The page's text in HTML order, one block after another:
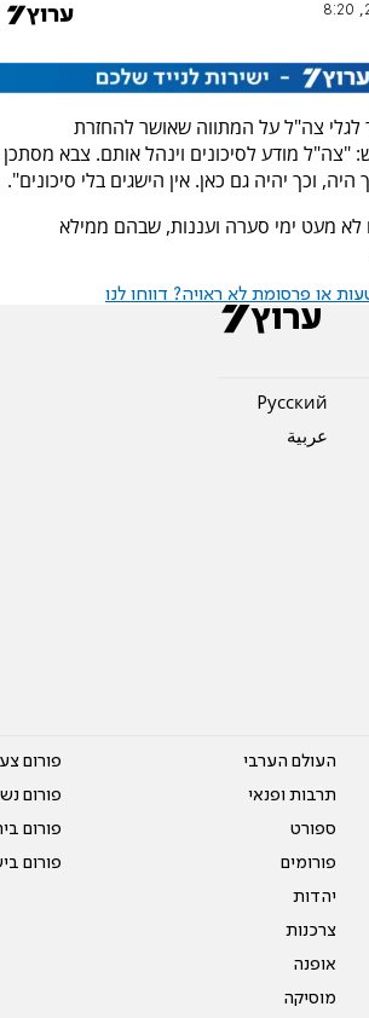
לגלי צה"ל על המתווה שאושר להחזרת
מודע לסיכונים וינהל אותם. צבא מסתכן
וכך יהיה גם כאן. אין הישגים בלי סיכונים".
לא מעט ימי סערה ועננות, שבהם ממילא
או פרסומת לא ראויה? דווחו לנו
Pусский
عربية
העולם הערבי
תרבות ופנאי
ספורט
פורומים
יהדות
צרכנות
אופנה
מוסיקה
פורום
פורום
פורום
פורום